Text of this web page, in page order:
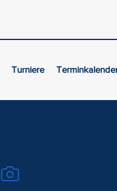
Turniere